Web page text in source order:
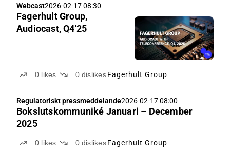
Webcast2026-02-17 08:30
Fagerhult Group,
Audiocast, Q4'25
0 likes 0 dislikes Fagerhult Group
Regulatoriskt pressmeddelande2026-02-17 08:00
Bokslutskommuniké Januari – December
2025
0 likes 0 dislikes Fagerhult Group